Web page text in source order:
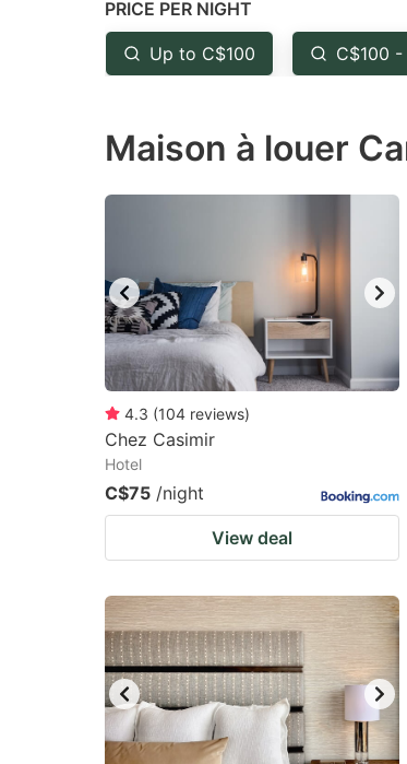
question
mark
key
get
for
changing
dates.
PRICE PER NIGHT
Up to C$100 C$100 -
Maison à louer
4.3 (104 reviews)
Chez Casimir
Hotel
C$75 /night
View deal